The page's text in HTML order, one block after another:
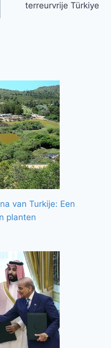
terreurvrije Türkiye
van Turkije: Een
planten